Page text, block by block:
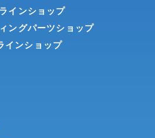
インショップ
ングパーツショップ
インショップ